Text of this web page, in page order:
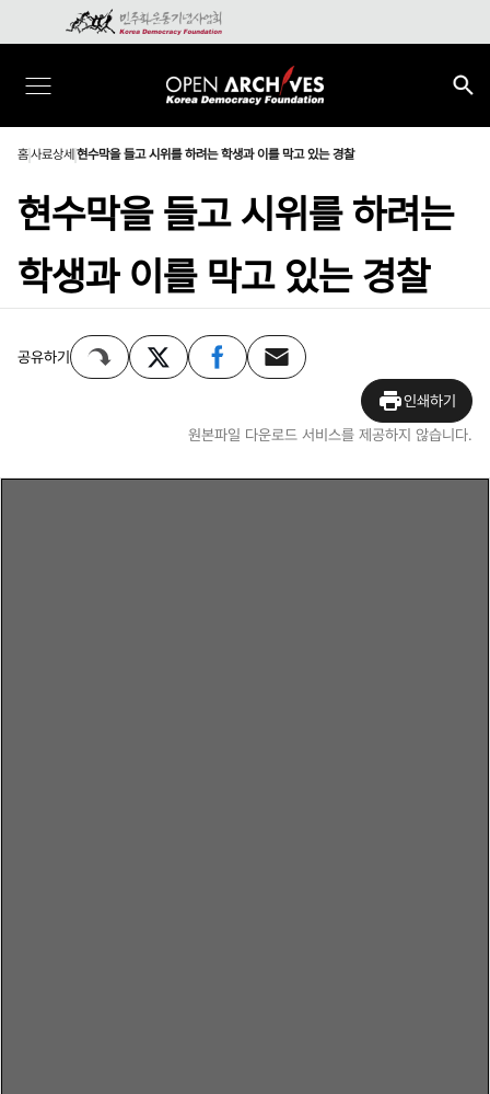
홈사료상세 현수막을 들고 시위를 하려는 학생과 이를 막고 있는 경찰
현수막을 들고 시위를 하려는
학생과 이를 막고 있는 경찰
공유하기
인쇄하기
원본파일 다운로드 서비스를 제공하지 않습니다.